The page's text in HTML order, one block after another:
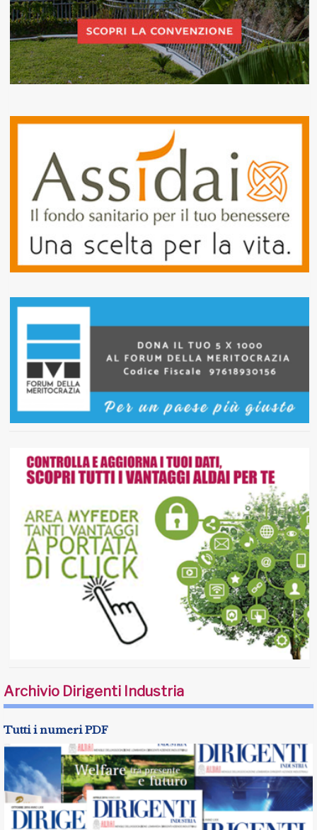
Archivio Dirigenti Industria
Tutti i numeri PDF